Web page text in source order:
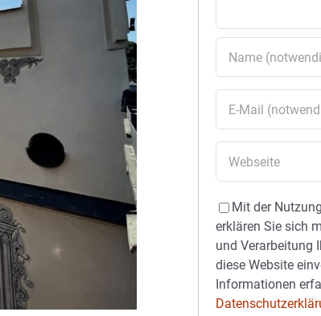
Mit der
erklären Sie sich
und Verarbeitung
diese Website
Informationen